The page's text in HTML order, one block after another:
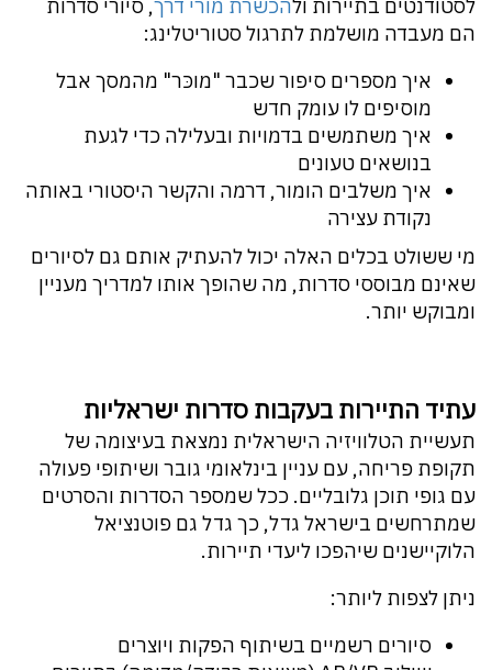
לסטודנטים בתיירות ולהכשרת מורי דרך, סיורי סדרות
הם מעבדה מושלמת לתרגול סטוריטלינג:
איך מספרים סיפור שכבר "מוכּר" מהמסך אבל
מוסיפים לו עומק חדש
איך משתמשים בדמויות ובעלילה כדי לגעת
בנושאים טעונים
איך משלבים הומור, דרמה והקשר היסטורי באותה
נקודת עצירה
מי ששולט בכלים האלה יכול להעתיק אותם גם לסיורים
שאינם מבוססי סדרות, מה שהופך אותו למדריך מעניין
ומבוקש יותר.
עתיד התיירות בעקבות סדרות ישראליות
תעשיית הטלוויזיה הישראלית נמצאת בעיצומה של
תקופת פריחה, עם עניין בינלאומי גובר ושיתופי פעולה
עם גופי תוכן גלובליים. ככל שמספר הסדרות והסרטים
שמתרחשים בישראל גדל, כך גדל גם פוטנציאל
הלוקיישנים שיהפכו ליעדי תיירות.
ניתן לצפות ליותר:
סיורים רשמיים בשיתוף הפקות ויוצרים